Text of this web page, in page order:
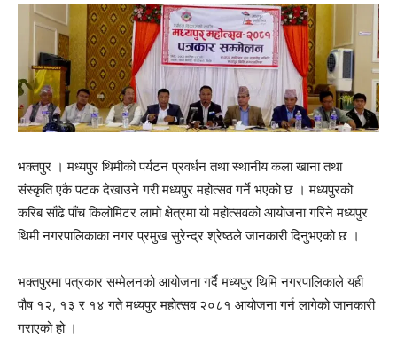
भक्तपुर । मध्यपुर थिमीको पर्यटन प्रवर्धन तथा स्थानीय कला खाना तथा
संस्कृति एकै पटक देखाउने गरी मध्यपुर महोत्सव गर्ने भएको छ । मध्यपुरको
करिब साँढे पाँच किलोमिटर लामो क्षेत्रमा यो महोत्सवको आयोजना गरिने मध्यपुर
थिमी नगरपालिकाका नगर प्रमुख सुरेन्द्र श्रेष्ठले जानकारी दिनुभएको छ ।
भक्तपुरमा पत्रकार सम्मेलनको आयोजना गर्दै मध्यपुर थिमि नगरपालिकाले यही
पौष १२, १३ र १४ गते मध्यपुर महोत्सव २०८१ आयोजना गर्न लागेको जानकारी
गराएको हो ।